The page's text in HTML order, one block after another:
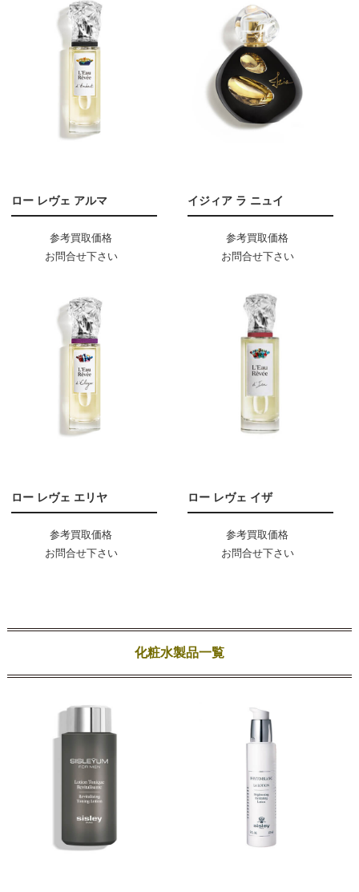
ロー レヴェ アルマ
参考買取価格
お問合せ下さい
イジィア ラ ニュイ
参考買取価格
お問合せ下さい
ロー レヴェ エリヤ
参考買取価格
お問合せ下さい
ロー レヴェ イザ
参考買取価格
お問合せ下さい
化粧水製品一覧